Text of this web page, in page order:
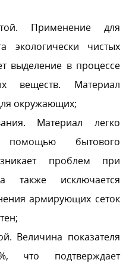
Применение для
экологически чистых
выделение в процессе
веществ. Материал
окружающих;
Материал легко
помощью бытового
проблем при
также исключается
армирующих сеток
Величина показателя
что подтверждает